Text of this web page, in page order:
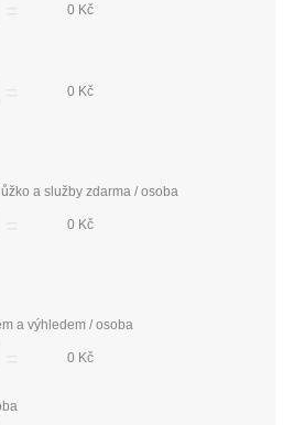
0 Kč
0 Kč
a služby zdarma / osoba
0 Kč
a výhledem / osoba
0 Kč